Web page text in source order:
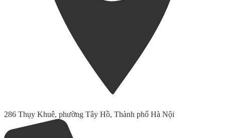
286 Thụy Khuê, phường Tây Hồ, Thành phố Hà Nội